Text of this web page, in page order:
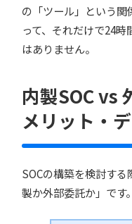
の「ツール」という関
って、それだけで24
はありません。
内製SOC vs
メリット・
SOCの構築を検討す
製か外部委託か」です